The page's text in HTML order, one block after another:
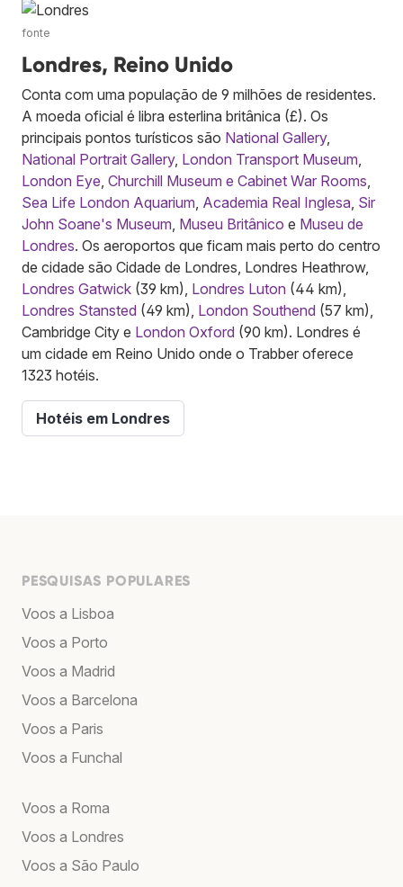
fonte
Londres, Reino Unido
Conta com uma população de 9 milhões de residentes.
A moeda oficial é libra esterlina britânica (£). Os
principais pontos turísticos são National Gallery,
National Portrait Gallery, London Transport Museum
London Eye Churchill Museum e Cabinet War Rooms
Sea Life London Aquarium Academia Real Inglesa Sir
John Soane's Museum Museu Britânico e Museu de
Londres. Os aeroportos que ficam mais perto do centro
de cidade são Cidade de Londres, Londres Heathrow,
Londres Gatwick (39 km), Londres Luton (44 km),
Londres Stansted (49 km), London Southend (57 km),
Cambridge City e London Oxford (90 km). Londres é
um cidade em Reino Unido onde o Trabber oferece
1323 hotéis.
Hotéis em Londres
PESQUISAS POPULARES
Voos a Lisboa
Voos a Porto
Voos a Madrid
Voos a Barcelona
Voos a Paris
Voos a Funchal
Voos a Roma
Voos a Londres
Voos a São Paulo